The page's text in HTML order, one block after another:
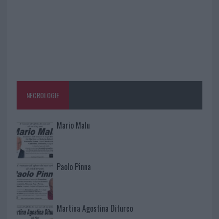
NECROLOGIE
Mario Malu
Paolo Pinna
Martina Agostina Diturco